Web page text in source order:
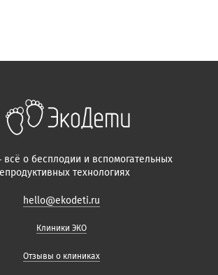
о бесплодии и вспомогательных
технологиях
hello@ekodeti.ru
Клиники ЭКО
Отзывы о клиниках